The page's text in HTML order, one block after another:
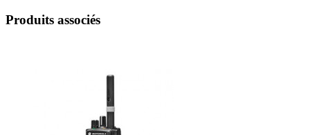
Produits associés